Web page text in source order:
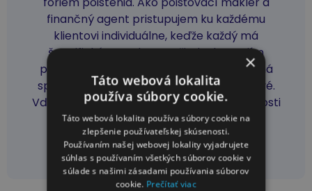
finančný agent pristupujem ku každému
klientovi individuálne, keďže každý má
špecifické potreby a požiadavky. Mojím
primárnym cieľom je to, aby boli vzájomná
spolupráca a komunikácia bezproblémové.
Vďaka dlhoročným skúsenostiam, odbornosti
a profesionalite patrím k tým najlepším
poisťovacím maklérom na Slovensku.
×
Táto webová lokalita
používa súbory cookie.
Táto webová lokalita používa súbory cookie na
zlepšenie používateľskej skúsenosti.
Používaním našej webovej lokality vyjadrujete
súhlas s používaním všetkých súborov cookie v
súlade s našimi zásadami používania súborov
cookie. Prečítať viac